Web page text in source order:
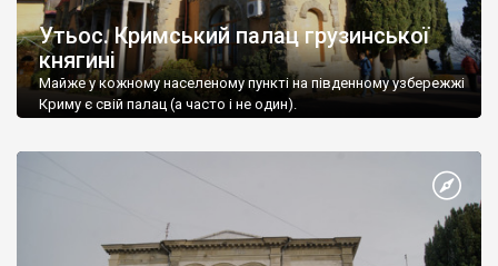
Утьос. Кримський палац грузинської
княгині
Майже у кожному населеному пункті на південному узбережжі
Криму є свій палац (а часто і не один).